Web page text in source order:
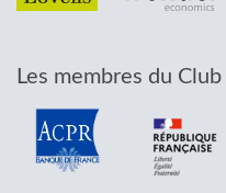
Les membres du